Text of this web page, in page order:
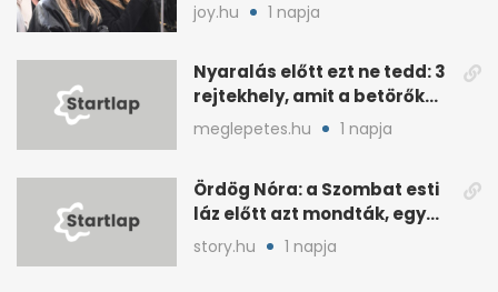
joy.hu 1 napja
Nyaralás előtt ezt ne tedd: 3
rejtekhely, amit a betörők
ismernek
meglepetes.hu 1 napja
Ördög Nóra: a Szombat esti
láz előtt azt mondták, egy
hét alatt fogyjon
story.hu 1 napja